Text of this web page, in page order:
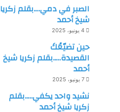
الصبر في دمي….بقلم زكريا
شيخ أحمد
4 يونيو، 2025
حين تضيّعُكَ
القصيدة…..بقلم زكريا شيخ
أحمد
7 يونيو، 2025
نشيد واحد يكفي…..بقلم
زكريا شيخ أحمد